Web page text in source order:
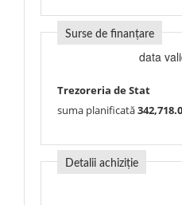
Surse de finanțare
data
Trezoreria de Stat
suma planificată
Detalii achiziție